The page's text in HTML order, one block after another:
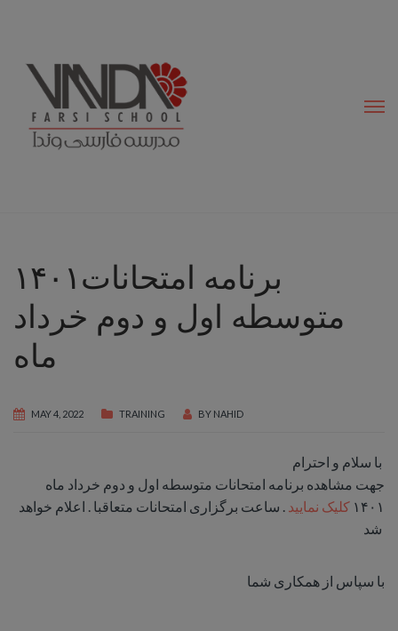
۱۴۰۱برنامه امتحانات
متوسطه اول و دوم خرداد
ماه
MAY 4, 2022 TRAINING BY NAHID
جهت مشاهده برنامه امتحانات متوسطه اول و دوم خرداد ماه
۱۴۰۱ کلیک نمایید
. ساعت برگزاری امتحانات متعاقبا . اعلام خواهد
با سپاس از همکاری شما